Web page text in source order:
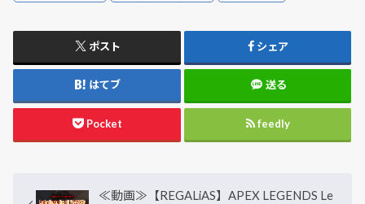
ポスト シェア
はてブ 送る
Pocket feedly
≪動画≫【REGALiAS】APEX LEGENDS Le